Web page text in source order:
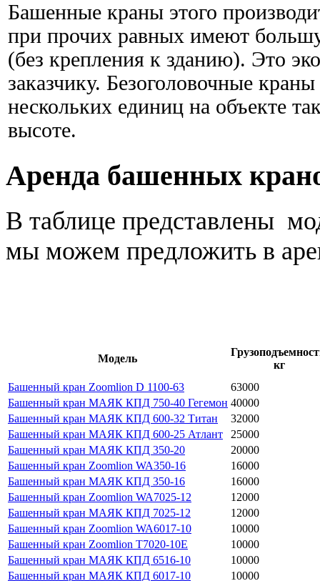
Башенные краны этого
при прочих равных имеют
(без крепления к зданию). Это
заказчику. Безоголовочные
нескольких единиц на объекте
высоте.
Аренда башенных
В таблице представлены
мы можем предложить в
Модель
кг
Башенный кран Zoomlion D 1100-63
63000
Башенный кран МАЯК КПД 750-40 Гегемон 40000
Башенный кран МАЯК КПД 600-32 Титан
32000
Башенный кран МАЯК КПД 600-25 Атлант
25000
Башенный кран МАЯК КПД 350-20
20000
Башенный кран Zoomlion WA350-16
16000
Башенный кран МАЯК КПД 350-16
16000
Башенный кран Zoomlion WA7025-12
12000
Башенный кран МАЯК КПД 7025-12
12000
Башенный кран Zoomlion WA6017-10
10000
Башенный кран Zoomlion T7020-10E
10000
Башенный кран МАЯК КПД 6516-10
10000
Башенный кран МАЯК КПД 6017-10
10000